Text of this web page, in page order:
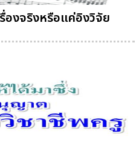
องจริงหรือแค่อิงวิจัย